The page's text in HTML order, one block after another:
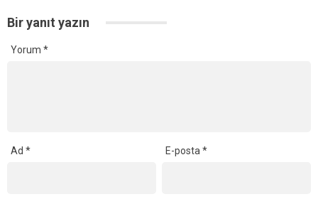
Bir yanıt yazın
Yorum *
Ad * E-posta*